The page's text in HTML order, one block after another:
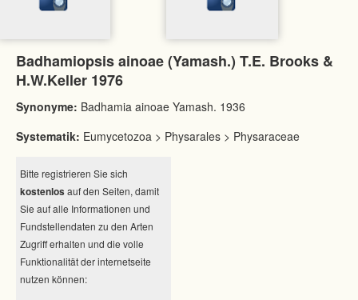
Badhamiopsis ainoae (Yamash.) T.E. Brooks &
H.W.Keller 1976
Synonyme: Badhamia ainoae Yamash. 1936
Systematik: Eumycetozoa > Physarales > Physaraceae
Bitte registrieren Sie sich
kostenlos auf den Seiten, damit
Sie auf alle Informationen und
Fundstellendaten zu den Arten
Zugriff erhalten und die volle
Funktionalität der internetseite
nutzen können: